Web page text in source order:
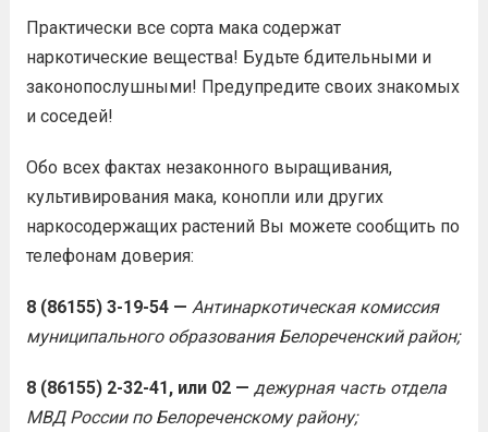
Практически все сорта мака содержат
наркотические вещества! Будьте бдительными и
законопослушными! Предупредите своих знакомых
и соседей!
Обо всех фактах незаконного выращивания,
культивирования мака, конопли или других
наркосодержащих растений Вы можете сообщить по
телефонам доверия:
8 (86155) 3-19-54 — Антинаркотическая комиссия
муниципального образования Белореченский район;
8 (86155) 2-32-41, или 02 — дежурная часть отдела
МВД России по Белореченскому району;